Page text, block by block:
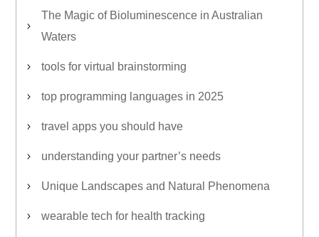
The Magic of Bioluminescence in Australian
Waters
tools for virtual brainstorming
top programming languages in 2025
travel apps you should have
understanding your partner’s needs
Unique Landscapes and Natural Phenomena
wearable tech for health tracking